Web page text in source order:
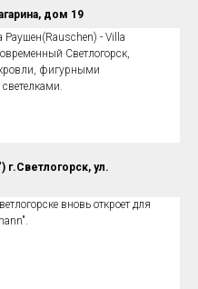
дом 19
Раушен(Rauschen) - Villa
Светлогорск,
фигурными
ул.
вновь откроет для